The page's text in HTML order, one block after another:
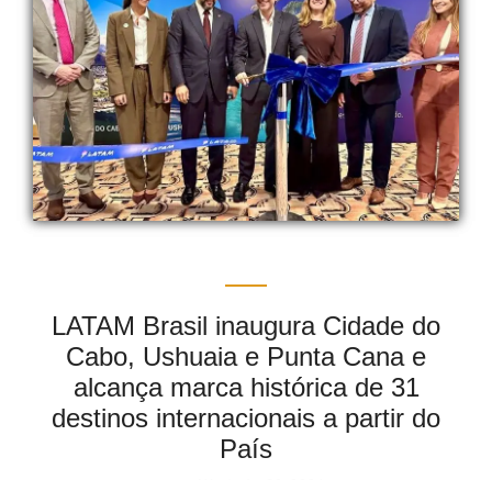
LATAM Brasil inaugura Cidade do
Cabo, Ushuaia e Punta Cana e
alcança marca histórica de 31
destinos internacionais a partir do
País